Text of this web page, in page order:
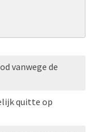
vanwege de
quitte op